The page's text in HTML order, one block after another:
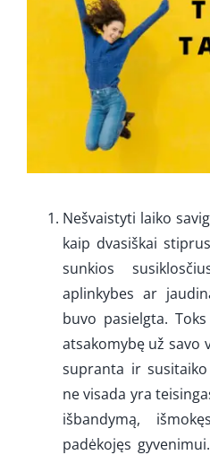
Nešvaistyti laiko
kaip dvasiškai
sunkios
aplinkybes ar
buvo pasielgta.
atsakomybę už savo
supranta ir
ne visada yra
išbandymą,
padėkojęs